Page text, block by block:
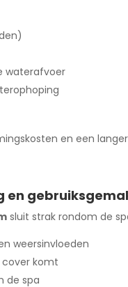
waterafvoer
en een
en
sluit strak rondom de
weersinvloeden
komt
de spa